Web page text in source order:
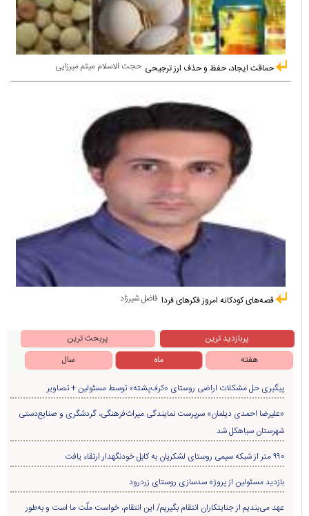
حجت الاسلام میثم میرزایی حماقت ایجاد، حفظ و حذف ارز ترجیحی
فاضل شیرزاد قصه‌های کودکانه امروز فکرهای فردا
پربازدید ترین
پربحث ترین
هفته
ماه سال
پیگیری حل مشکلات اراضی روستای «کرف‌پشته» توسط مسئولین + تصاویر
«علیرضا احمدی دیلمان» سرپرست نمایندگی میراث‌فرهنگی، گردشگری و صنایع‌دستی
شهرستان سیاهکل شد
۹۹۰ متر از شبکه سیمی روستای لشکریان به کابل خودنگهدار ارتقاء یافت
بازدید مسئولین از پروژه سدسازی روستای زردرود
عهد می‌بندیم از جنایتکاران انتقام بگیریم/ این انتقام، خواست ملّت ما است و به‌طور